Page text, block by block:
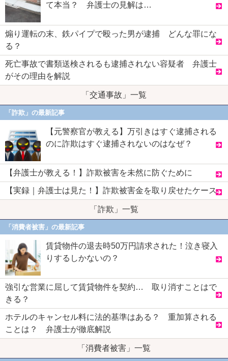
て本当？ 弁護士の見解は…
煽り運転の末、鉄パイプで殴った男が逮捕 どんな罪にな
る？
死亡事故で書類送検されるも逮捕されない容疑者 弁護士
がその理由を解説
「交通事故」一覧
「詐欺」の最新記事
【元警察官が教える】万引きはすぐ逮捕される
のに詐欺はすぐ逮捕されないのはなぜ？
【弁護士が教える！】詐欺被害を未然に防ぐために
【実録｜弁護士は見た！】詐欺被害金を取り戻せたケース
「詐欺」一覧
「消費者被害」の最新記事
賃貸物件の退去時50万円請求された！泣き寝入
りするしかないの？
強引な営業に屈して賃貸物件を契約… 取り消すことはで
きる？
ホテルのキャンセル料に法的基準はある？ 重加算される
ことは？ 弁護士が徹底解説
「消費者被害」一覧